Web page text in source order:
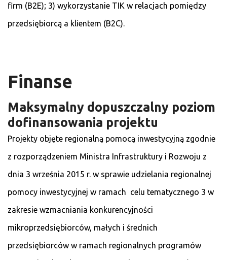
firm (B2E); 3) wykorzystanie TIK w relacjach pomiędzy
przedsiębiorcą a klientem (B2C).
Finanse
Maksymalny dopuszczalny poziom
dofinansowania projektu
Projekty objęte regionalną pomocą inwestycyjną zgodnie
z rozporządzeniem Ministra Infrastruktury i Rozwoju z
dnia 3 września 2015 r. w sprawie udzielania regionalnej
pomocy inwestycyjnej w ramach celu tematycznego 3 w
zakresie wzmacniania konkurencyjności
mikroprzedsiębiorców, małych i średnich
przedsiębiorców w ramach regionalnych programów